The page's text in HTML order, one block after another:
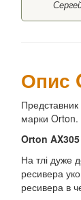
Опис
Представник
марки Orton.
Orton
На тлі дуже
ресивера
ресивера в